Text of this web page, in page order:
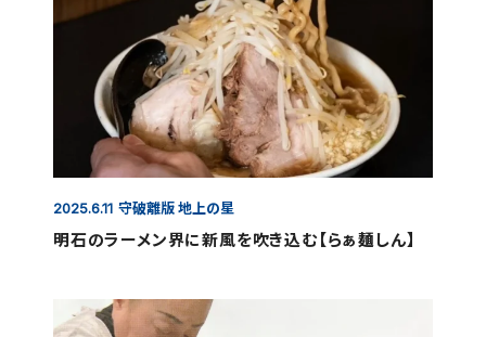
2025.6.11 守破離版 地上の星
明石のラーメン界に新風を吹き込む【らぁ麺しん】